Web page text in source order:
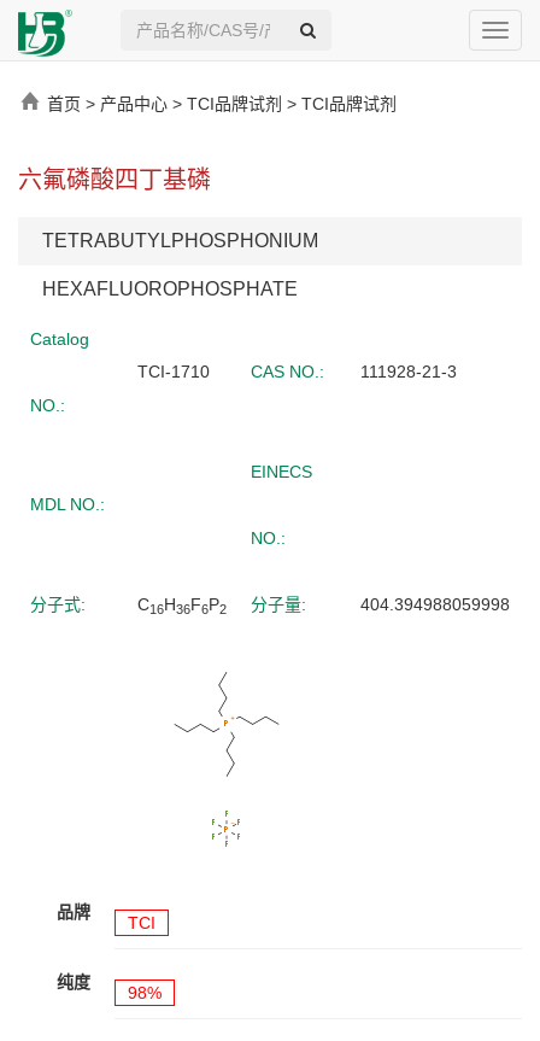
首页 > 产品中心 > TCI品牌试剂 > TCI品牌试剂
六氟磷酸四丁基磷
TETRABUTYLPHOSPHONIUM
HEXAFLUOROPHOSPHATE
Catalog
NO.:
TCI-1710 CAS NO.: 111928-21-3
MDL NO.:
EINECS
NO.:
分子式: C16H36F6P2 分子量: 404.394988059998
品牌
TCI
纯度
98%